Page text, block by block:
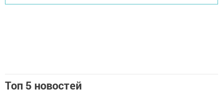
Топ 5 новостей